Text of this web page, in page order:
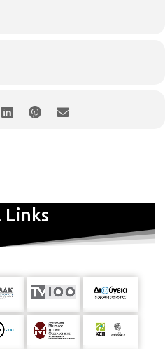
-29 χρόνια συνεργασίας – τη
Μαρινέλλα και τα τελευταία
σταθμό στην καριέρα
Απλός, ειλικρινής, γλυκός
μου που έπαιζε ακορντεόν
μια πολύ καλή σχέση με τον
τώρα. Γιατί όλη η ιστορία με
είναι αλλά η σχέση του
σημαντικό... Λατρεύει το σπίτι
Links